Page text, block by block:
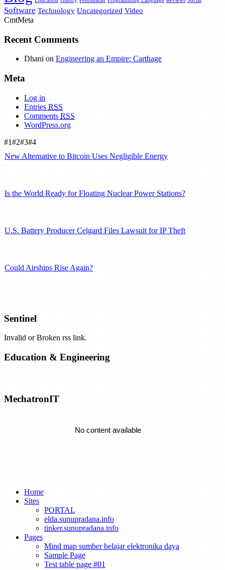
Software Technology Uncategorized Video
CmtMeta
Recent Comments
Dhani on Engineering an Empire: Carthage
Meta
Log in
Entries RSS
Comments RSS
WordPress.org
#1#2#3#4
New Alternative to Bitcoin Uses Negligible Energy
Is the World Ready for Floating Nuclear Power Stations?
U.S. Battery Producer Celgard Files Lawsuit for IP Theft
Could Airships Rise Again?
Heat Pumps Could Shrink the Carbon Footprint of Buildings
How Inexpensive Must Energy Storage Be for Utilities to Switch to
100 Percent Renewables?
Sentinel
Invalid or Broken rss link.
Education & Engineering
MechatronIT
Home
Sites
PORTAL
elda.sunupradana.info
tinker.sunupradana.info
Pages
Mind map sumber belajar elektronika daya
Sample Page
Test table page #01